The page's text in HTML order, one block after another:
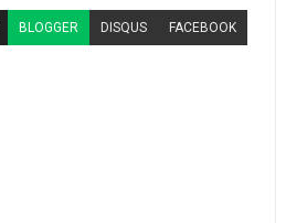
BLOGGER DISQUS FACEBOOK